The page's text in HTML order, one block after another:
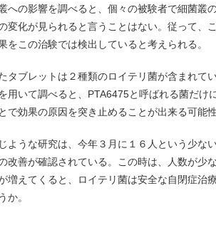
への影響を調べると、個々の被験者で細菌叢
変化が見られると言うことはない。従って、
をこの治験では検出していると考えられる。
タブレットは２種類のロイテリ菌が含まれて
用いて調べると、PTA6475と呼ばれる菌だけ
で効果の原因を突き止めることが出来る可能
ような研究は、今年３月に１６人という少な
改善が確認されている。この時は、人数が少
増えてくると、ロイテリ菌は安全な自閉症治
か。